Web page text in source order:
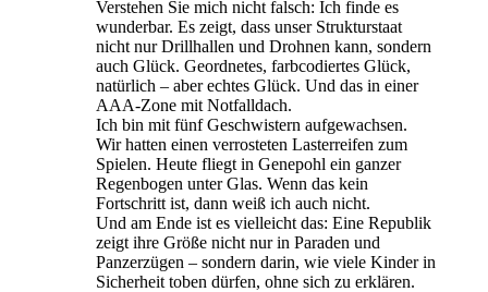
Verstehen Sie mich nicht falsch: Ich finde es
wunderbar. Es zeigt, dass unser Strukturstaat
nicht nur Drillhallen und Drohnen kann, sondern
auch Glück. Geordnetes, farbcodiertes Glück,
natürlich – aber echtes Glück. Und das in einer
AAA-Zone mit Notfalldach.
Ich bin mit fünf Geschwistern aufgewachsen.
Wir hatten einen verrosteten Lasterreifen zum
Spielen. Heute fliegt in Genepohl ein ganzer
Regenbogen unter Glas. Wenn das kein
Fortschritt ist, dann weiß ich auch nicht.
Und am Ende ist es vielleicht das: Eine Republik
zeigt ihre Größe nicht nur in Paraden und
Panzerzügen – sondern darin, wie viele Kinder in
Sicherheit toben dürfen, ohne sich zu erklären.